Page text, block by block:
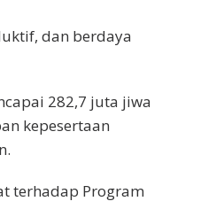
dan berdaya
282,7 juta jiwa
kepesertaan
terhadap Program